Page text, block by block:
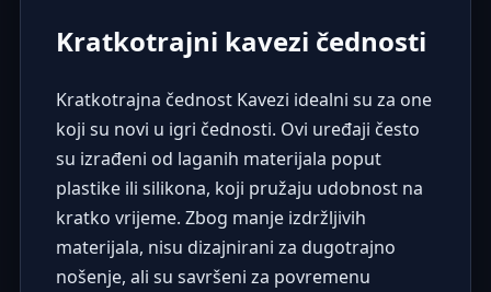
Kratkotrajni kavezi čednosti
Kratkotrajna čednost Kavezi idealni su za one
koji su novi u igri čednosti. Ovi uređaji često
su izrađeni od laganih materijala poput
plastike ili silikona, koji pružaju udobnost na
kratko vrijeme. Zbog manje izdržljivih
materijala, nisu dizajnirani za dugotrajno
nošenje, ali su savršeni za povremenu